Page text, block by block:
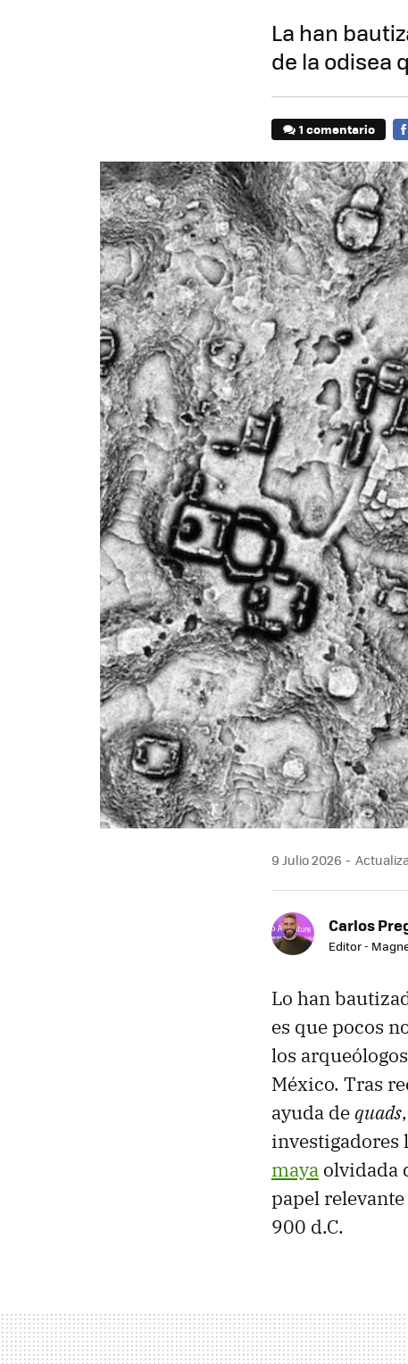
La han
de la odisea
1 comentario
9 Julio 2026
Carlos
Editor -
Lo han
es que pocos
los
México. Tras
ayuda dequads
investigadores
maya olvidada
papel
900 d.C.